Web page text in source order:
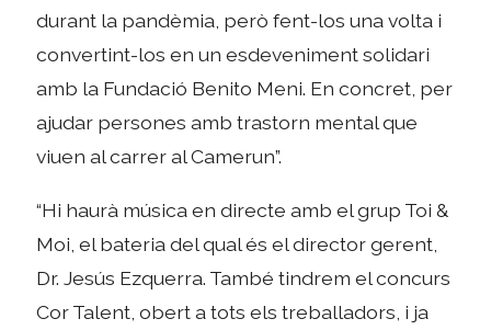
durant la pandèmia, però fent-los una volta i
convertint-los en un esdeveniment solidari
amb la Fundació Benito Meni. En concret, per
ajudar persones amb trastorn mental que
viuen al carrer al Camerun”.
“Hi haurà música en directe amb el grup Toi &
Moi, el bateria del qual és el director gerent,
Dr. Jesús Ezquerra. També tindrem el concurs
Cor Talent, obert a tots els treballadors, i ja